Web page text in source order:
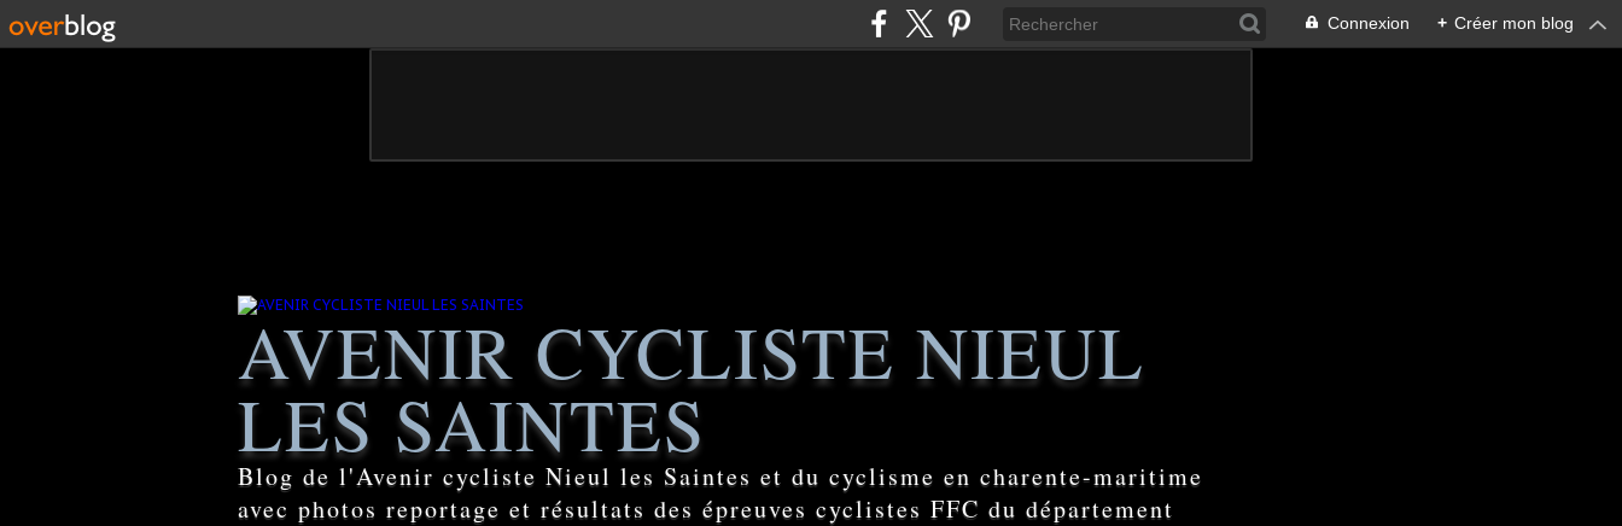
Connexion + Créer mon blog
AVENIR CYCLISTE NIEUL
LES SAINTES
Blog de l'Avenir cycliste Nieul les Saintes et du cyclisme en charente-maritime
avec photos reportage et résultats des épreuves cyclistes FFC du département